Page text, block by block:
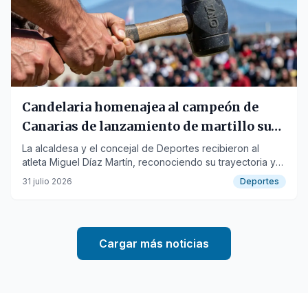
Candelaria homenajea al campeón de
Canarias de lanzamiento de martillo sub-
20
La alcaldesa y el concejal de Deportes recibieron al
atleta Miguel Díaz Martín, reconociendo su trayectoria y
anunciando su homenaje en la Gala del Deporte.
31 julio 2026 Deportes
Cargar más noticias